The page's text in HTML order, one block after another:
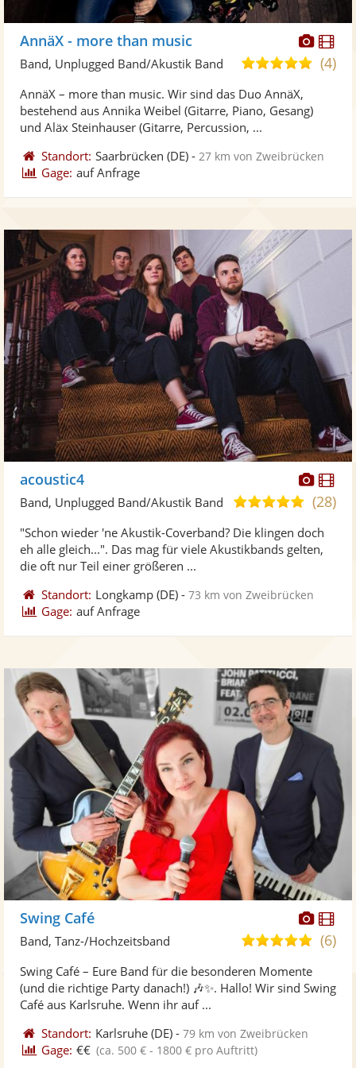
AnnäX - more than music
5,0(4)
Band, Unplugged Band/Akustik Band
AnnäX – more than music. Wir sind das Duo AnnäX,
bestehend aus Annika Weibel (Gitarre, Piano, Gesang)
und Aläx Steinhauser (Gitarre, Percussion, ...
Standort: Saarbrücken (DE) - 27 km von Zweibrücken
Gage: auf Anfrage
Fotos
acoustic4
5,0
5
Sternen
(28)
Band, Unplugged Band/Akustik Band
"Schon wieder 'ne Akustik-Coverband? Die klingen doch
eh alle gleich...". Das mag für viele Akustikbands gelten,
die oft nur Teil einer größeren ...
Standort: Longkamp (DE) -73 km von Zweibrücken
Gage: auf Anfrage
Swing Café
5,0
5
Sternen
(6)
Band, Tanz-/Hochzeitsband
Swing Café – Eure Band für die besonderen Momente
(und die richtige Party danach!) 🎶✨. Hallo! Wir sind Swing
Café aus Karlsruhe. Wenn ihr auf ...
Standort: Karlsruhe (DE) -79 km von Zweibrücken
Gage: €€ (ca. 500 € - 1800 € pro Auftritt)